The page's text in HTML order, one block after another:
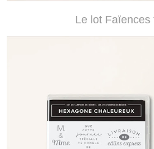
Le lot Faïences